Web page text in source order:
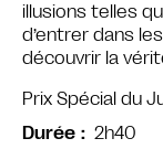
illusions telles
d’entrer dans
découvrir la
Prix Spécial du
Durée
2h40